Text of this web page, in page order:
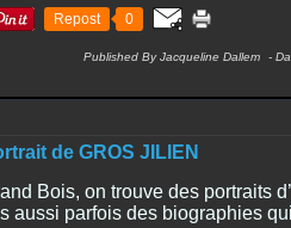
Repost 0
Published By Jacqueline Dallem -
de GROS JILIEN
Bois, on trouve des portraits
aussi parfois des biographies